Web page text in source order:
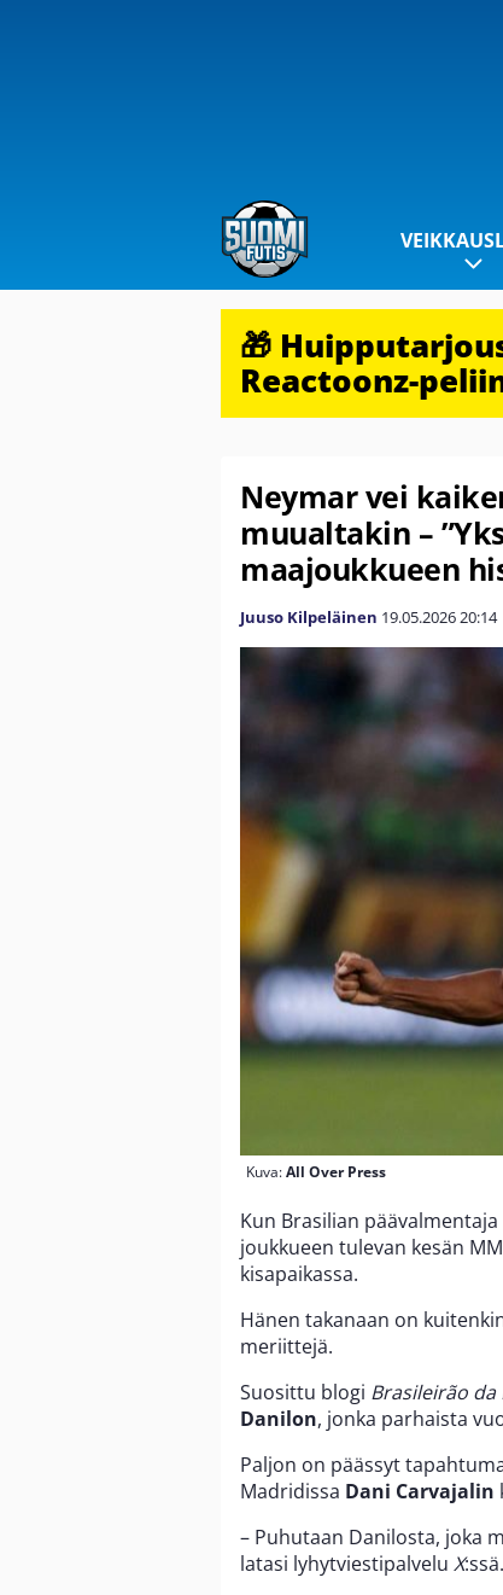
🎁
Reactoonz-
Neymar vei
muualtakin –
maajoukkueen
Juuso Kilpeläinen 19.05.202620:14
Kuva:All Over Press
Kun Brasilian päävalmentaja
joukkueen tulevan kesän
kisapaikassa.
Hänen takanaan on
meriittejä.
Suosittu blogi Brasileirão da
Danilon, jonka parhaista
Paljon on päässyt
Madridissa Dani Carvajalin
– Puhutaan Danilosta, joka
latasi lyhytviestipalvelu X:ssä.